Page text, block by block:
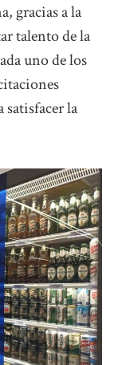
gracias a la
talento de la
uno de los
satisfacer la